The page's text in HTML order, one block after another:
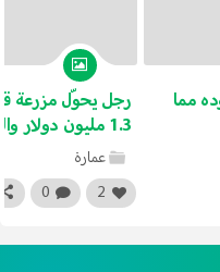
مما رجل يحوّل مزرعة
1.3 مليون دولار والنتيجة ستعجابك
عمارة
2